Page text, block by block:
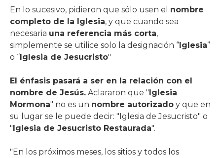
En lo sucesivo, pidieron que sólo usen el nombre
completo de la Iglesia, y que cuando sea
necesaria una referencia más corta,
simplemente se utilice solo la designación “Iglesia”
o “Iglesia de Jesucristo"
El énfasis pasará a ser en la relación con el
nombre de Jesús. Aclararon que "Iglesia
Mormona" no es un nombre autorizado y que en
su lugar se le puede decir: "Iglesia de Jesucristo" o
"Iglesia de Jesucristo Restaurada".
"En los próximos meses, los sitios y todos los